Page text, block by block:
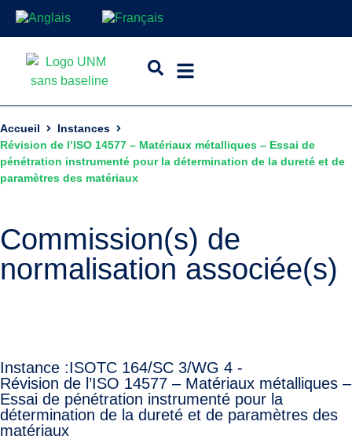
Accueil
Instances
Révision de l’ISO 14577 – Matériaux métalliques – Essai de
pénétration instrumenté pour la détermination de la dureté et de
paramètres des matériaux
Commission(s) de
normalisation associée(s)
Instance :ISOTC 164/SC 3/WG 4 -
Révision de l’ISO 14577 – Matériaux métalliques –
Essai de pénétration instrumenté pour la
détermination de la dureté et de paramètres des
matériaux